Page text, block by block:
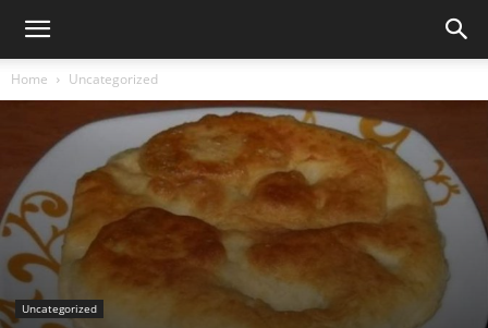
Home Uncategorized
Uncategorized